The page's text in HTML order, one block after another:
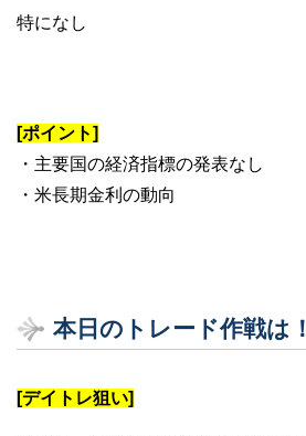
特になし
[ポイント]
・主要国の経済指標の発表なし
・米長期金利の動向
本日のトレード作戦は！
[デイトレ狙い]